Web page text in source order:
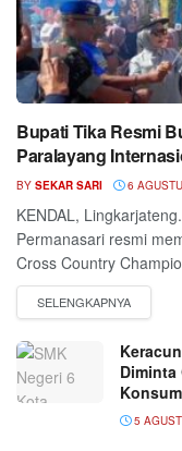
Bupati Tika Resmi
Paralayang
BY SEKAR SARI 6
KENDAL,
Permanasari resmi
Cross Country
Diminta
5